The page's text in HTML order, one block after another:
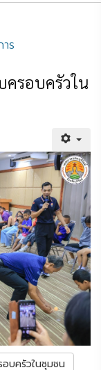
ร
ครอบครัวใน
บครัวในชุมชน